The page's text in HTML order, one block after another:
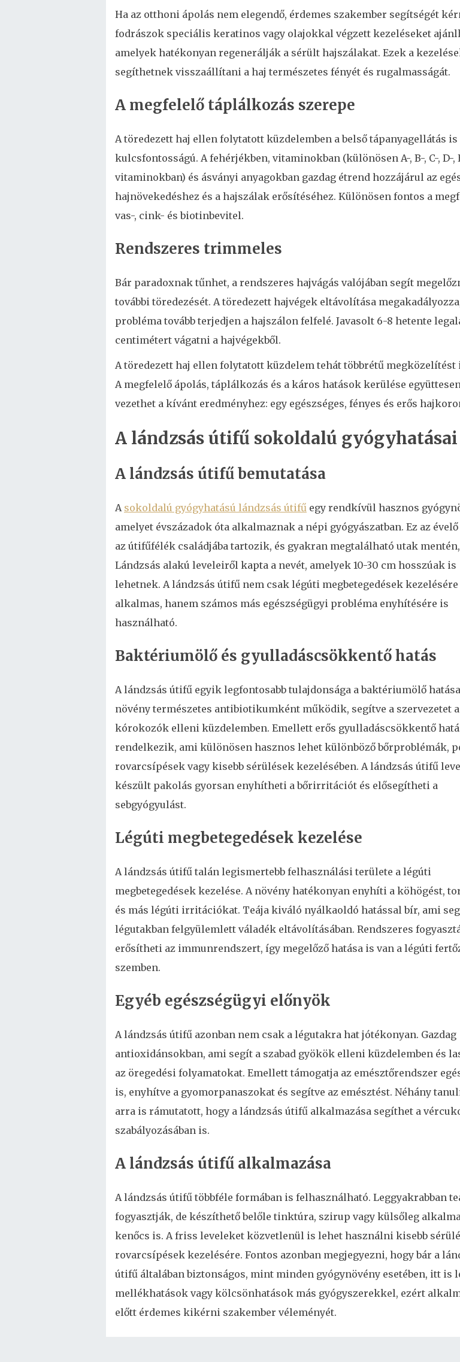
Ha az otthoni ápolás nem elegendő, érdemes szakember segítségét
fodrászok speciális keratinos vagy olajokkal végzett kezeléseket
amelyek hatékonyan regenerálják a sérült hajszálakat. Ezek a
segíthetnek visszaállítani a haj természetes fényét és rugalmasságát.
A megfelelő táplálkozás szerepe
A töredezett haj ellen folytatott küzdelemben a belső tápanyagellátás is
kulcsfontosságú. A fehérjékben, vitaminokban (különösen A-, B-, C-, D-,
vitaminokban) és ásványi anyagokban gazdag étrend hozzájárul az
hajnövekedéshez és a hajszálak erősítéséhez. Különösen fontos a
vas-, cink- és biotinbevitel.
Rendszeres trimmeles
Bár paradoxnak tűnhet, a rendszeres hajvágás valójában segít
további töredezését. A töredezett hajvégek eltávolítása
probléma tovább terjedjen a hajszálon felfelé. Javasolt 6-8 hetente
centimétert vágatni a hajvégekből.
A töredezett haj ellen folytatott küzdelem tehát többrétű megközelítést
A megfelelő ápolás, táplálkozás és a káros hatások kerülése
vezethet a kívánt eredményhez: egy egészséges, fényes és erős
A lándzsás útifű sokoldalú gyógyhatásai
A lándzsás útifű bemutatása
A sokoldalú gyógyhatású lándzsás útifű egy rendkívül hasznos
amelyet évszázadok óta alkalmaznak a népi gyógyászatban. Ez az
az útifűfélék családjába tartozik, és gyakran megtalálható utak
Lándzsás alakú leveleiről kapta a nevét, amelyek 10-30 cm hosszúak is
lehetnek. A lándzsás útifű nem csak légúti megbetegedések kezelésére
alkalmas, hanem számos más egészségügyi probléma enyhítésére is
használható.
Baktériumölő és gyulladáscsökkentő hatás
A lándzsás útifű egyik legfontosabb tulajdonsága a baktériumölő
növény természetes antibiotikumként működik, segítve a szervezetet a
kórokozók elleni küzdelemben. Emellett erős gyulladáscsökkentő
rendelkezik, ami különösen hasznos lehet különböző bőrproblémák,
rovarcsípések vagy kisebb sérülések kezelésében. A lándzsás útifű
készült pakolás gyorsan enyhítheti a bőrirritációt és elősegítheti a
sebgyógyulást.
Légúti megbetegedések kezelése
A lándzsás útifű talán legismertebb felhasználási területe a légúti
megbetegedések kezelése. A növény hatékonyan enyhíti a köhögést,
és más légúti irritációkat. Teája kiváló nyálkaoldó hatással bír, ami
légutakban felgyülemlett váladék eltávolításában. Rendszeres
erősítheti az immunrendszert, így megelőző hatása is van a légúti
szemben.
Egyéb egészségügyi előnyök
A lándzsás útifű azonban nem csak a légutakra hat jótékonyan. Gazdag
antioxidánsokban, ami segít a szabad gyökök elleni küzdelemben és
az öregedési folyamatokat. Emellett támogatja az emésztőrendszer
is, enyhítve a gyomorpanaszokat és segítve az emésztést. Néhány
arra is rámutatott, hogy a lándzsás útifű alkalmazása segíthet a
szabályozásában is.
A lándzsás útifű alkalmazása
A lándzsás útifű többféle formában is felhasználható. Leggyakrabban
fogyasztják, de készíthető belőle tinktúra, szirup vagy külsőleg
kenőcs is. A friss leveleket közvetlenül is lehet használni kisebb
rovarcsípések kezelésére. Fontos azonban megjegyezni, hogy bár a
útifű általában biztonságos, mint minden gyógynövény esetében, itt is
mellékhatások vagy kölcsönhatások más gyógyszerekkel, ezért
előtt érdemes kikérni szakember véleményét.